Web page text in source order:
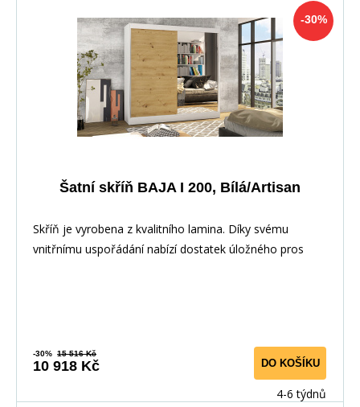
-30%
Šatní skříň BAJA I 200, Bílá/Artisan
Skříň je vyrobena z kvalitního lamina. Díky svému
vnitřnímu uspořádání nabízí dostatek úložného pros
-30% 15 516 Kč
10 918 Kč DO KOŠÍKU
4-6 týdnů